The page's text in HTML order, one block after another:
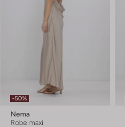
-50%
Nema
Robe maxi